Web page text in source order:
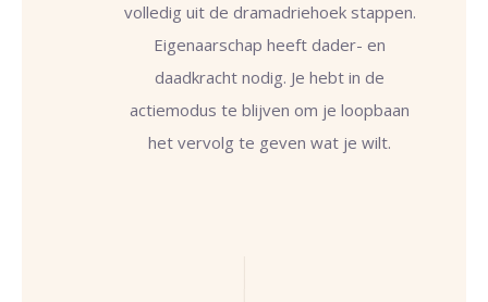
volledig uit de dramadriehoek stappen.
Eigenaarschap heeft dader- en
daadkracht nodig. Je hebt in de
actiemodus te blijven om je loopbaan
het vervolg te geven wat je wilt.